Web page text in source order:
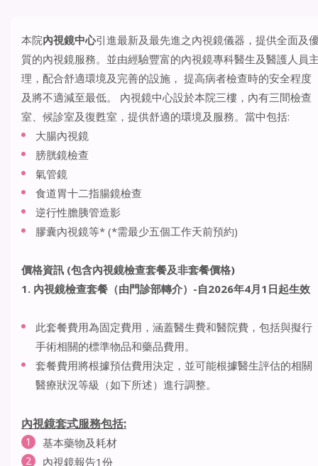
本院內視鏡中心引進最新及最先進之內視鏡儀器，提供全面及
質的內視鏡服務。並由經驗豐富的內視鏡專科醫生及醫護人員
理，配合舒適環境及完善的設施， 提高病者檢查時的安全程度
及將不適減至最低。 內視鏡中心設於本院三樓，內有三間檢查
室、候診室及復甦室，提供舒適的環境及服務。當中包括:
大腸內視鏡
膀胱鏡檢查
氣管鏡
食道胃十二指腸鏡檢查
逆行性膽胰管造影
膠囊內視鏡等* (*需最少五個工作天前預約)
價格資訊 (包含內視鏡檢查套餐及非套餐價格)
1. 內視鏡檢查套餐（由門診部轉介） -自2026年4月1日起生效
此套餐費用為固定費用，涵蓋醫生費和醫院費，包括與擬行
手術相關的標準物品和藥品費用。
套餐費用將根據預估費用決定，並可能根據醫生評估的相關
醫療狀況等級（如下所述）進行調整。
內視鏡套式服務包括:
基本藥物及耗材
內視鏡報告1份